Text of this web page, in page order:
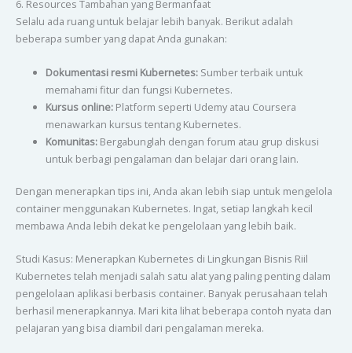
6. Resources Tambahan yang Bermanfaat
Selalu ada ruang untuk belajar lebih banyak. Berikut adalah
beberapa sumber yang dapat Anda gunakan:
Dokumentasi resmi Kubernetes:Sumber terbaik untuk
memahami fitur dan fungsi Kubernetes.
Kursus online:Platform seperti Udemy atau Coursera
menawarkan kursus tentang Kubernetes.
Komunitas:Bergabunglah dengan forum atau grup diskusi
untuk berbagi pengalaman dan belajar dari orang lain.
Dengan menerapkan tips ini, Anda akan lebih siap untuk mengelola
container menggunakan Kubernetes. Ingat, setiap langkah kecil
membawa Anda lebih dekat ke pengelolaan yang lebih baik.
Studi Kasus: Menerapkan Kubernetes di Lingkungan Bisnis Riil
Kubernetes telah menjadi salah satu alat yang paling penting dalam
pengelolaan aplikasi berbasis container. Banyak perusahaan telah
berhasil menerapkannya. Mari kita lihat beberapa contoh nyata dan
pelajaran yang bisa diambil dari pengalaman mereka.